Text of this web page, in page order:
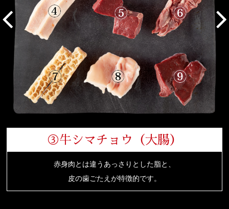
③牛シマチョウ（大腸）
赤身肉とは違うあっさりとした脂と、
皮の歯ごたえが特徴的です。